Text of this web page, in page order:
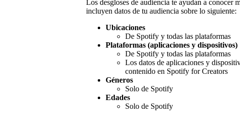
Los desgloses de audiencia te ayudan a conocer
incluyen datos de tu audiencia sobre lo siguiente:
Ubicaciones
De Spotify y todas las plataformas
Plataformas (aplicaciones y dispositivos)
De Spotify y todas las plataformas
Los datos de aplicaciones y
contenido en Spotify for Creators
Géneros
Solo de Spotify
Edades
Solo de Spotify